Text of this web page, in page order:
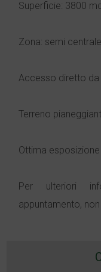
Superficie: 3800
Zona: semi
Accesso diretto da
Terreno
Ottima
Per ulteriori
appuntamento,